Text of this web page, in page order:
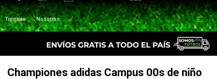
Tiendas Nosotros 
Championes adidas Campus 00s de niño